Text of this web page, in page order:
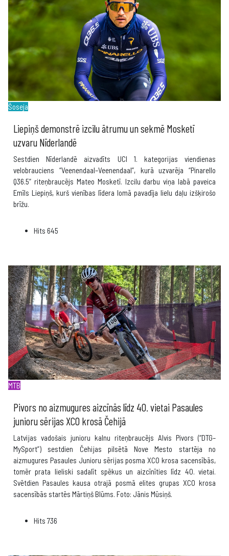
Šoseja
Liepiņš demonstrē izcilu ātrumu un sekmē Mosketī
uzvaru Nīderlandē
Sestdien Nīderlandē aizvadīts UCI 1. kategorijas viendienas
velobrauciens “Veenendaal–Veenendaal”, kurā uzvarēja “Pinarello
Q36.5” riteņbraucējs Mateo Mosketī. Izcilu darbu viņa labā paveica
Emīls Liepiņš, kurš vienības līdera lomā pavadīja lielu daļu izšķirošo
brīžu.
Hits 645
MTB
Pivors no aizmugures aizcīnās līdz 40. vietai Pasaules
junioru sērijas XCO krosā Čehijā
Latvijas vadošais junioru kalnu riteņbraucējs Alvis Pivors (“DTG–
MySport”) sestdien Čehijas pilsētā Nove Mesto startēja no
aizmugures Pasaules Junioru sērijas posma XCO krosa sacensībās,
tomēr prata lieliski sadalīt spēkus un aizcīnīties līdz 40. vietai.
Svētdien Pasaules kausa otrajā posmā elites grupas XCO krosa
sacensībās startēs Mārtiņš Blūms. Foto: Jānis Mūsiņš.
Hits 736